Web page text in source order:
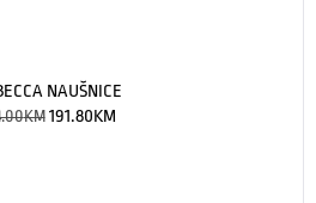
NAUŠNICE
KM 191.80KM